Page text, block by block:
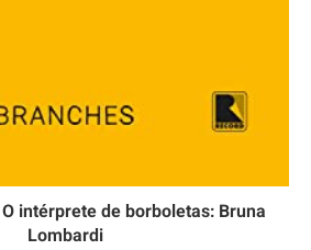
intérprete de borboletas: Bruna
Lombardi